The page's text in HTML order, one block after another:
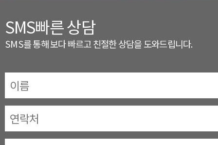
SMS빠른 상담
SMS를 통해 보다 빠르고 친절한 상담을 도와드립니다.